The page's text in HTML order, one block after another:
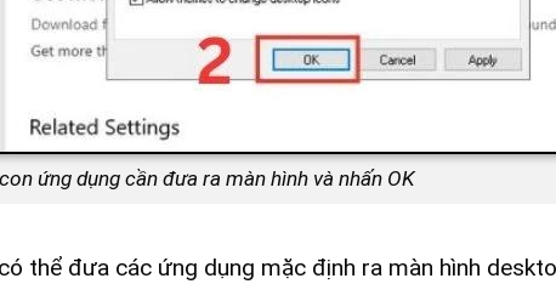
ứng dụng cần đưa ra màn hình và nhấn OK
thể đưa các ứng dụng mặc định ra màn hình